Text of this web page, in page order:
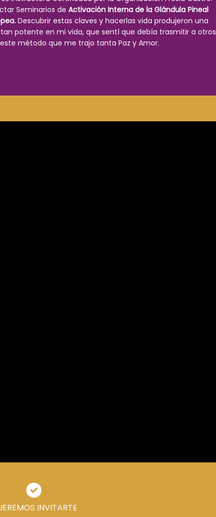
Seminarios de Activación Interna de la Glándula Pineal
Descubrir estas claves y hacerlas vida produjeron una
potente en mi vida, que sentí que debía trasmitir a otros
este método que me trajo tanta Paz y Amor.
INVITARTE